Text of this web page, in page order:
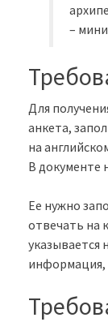
–
Для
анкета,
на
В документе
Ее нужно
отвечать на
указывается
информация,